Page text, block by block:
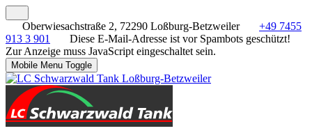
Oberwiesachstraße 2, 72290 Loßburg-Betzweiler
+49 7455
913 3 901
Diese E-Mail-Adresse ist vor Spambots geschützt!
Zur Anzeige muss JavaScript eingeschaltet sein.
Mobile Menu Toggle